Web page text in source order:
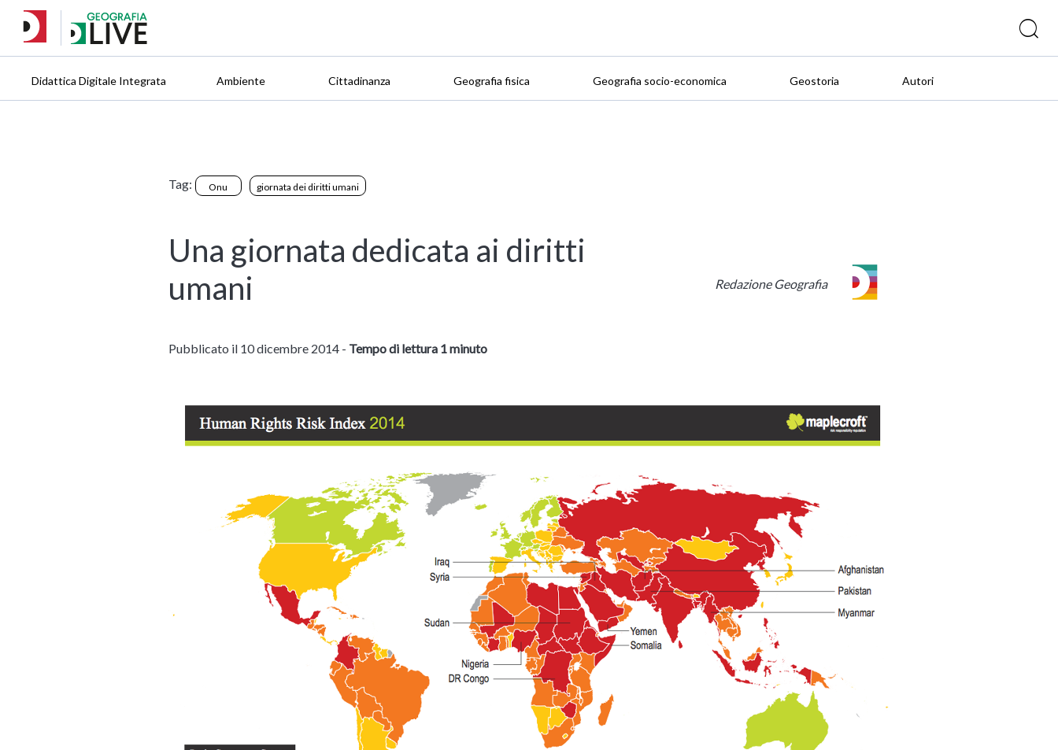
Didattica Digitale Integrata Ambiente Cittadinanza Geografia fisica Geografia socio-economica Geostoria Autori
Tag: Onu giornata dei diritti umani
Una giornata dedicata ai diritti
umani
Redazione Geografia
Pubblicato il 10 dicembre 2014 - Tempo di lettura 1 minuto